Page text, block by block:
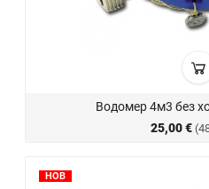
Водомер 4м3 без
25,00 €
НОВ